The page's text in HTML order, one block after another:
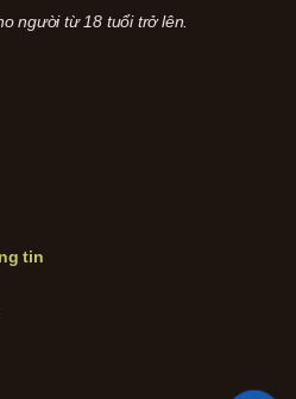
người từ 18 tuổi trở lên.
tin